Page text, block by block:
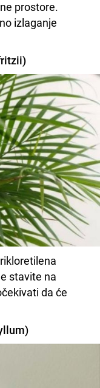
prostore.
izlaganje
stavite na
da će